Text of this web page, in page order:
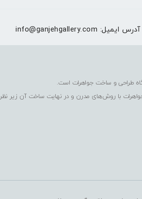
آدرس ایمیل: info@ganjehgallery.com
با روش‌های مدرن و در نهایت ساخت آن زیر نظر